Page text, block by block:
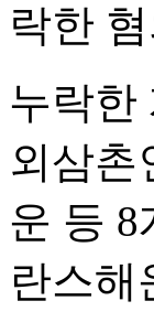
락한
누락한
외삼촌
운 등
란스해